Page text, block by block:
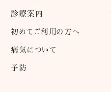
診療案内
初めてご利用の方へ
病気について
予防